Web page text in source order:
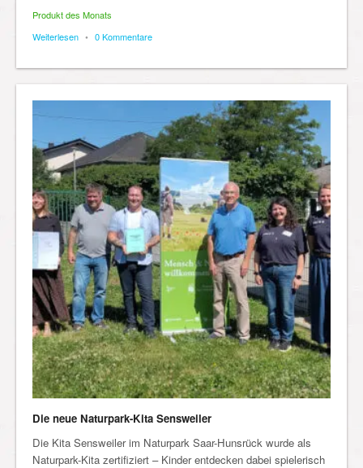
Produkt des Monats
Weiterlesen • 0 Kommentare
Die neue Naturpark-Kita Sensweiler
Die Kita Sensweiler im Naturpark Saar-Hunsrück wurde als
Naturpark-Kita zertifiziert – Kinder entdecken dabei spielerisch